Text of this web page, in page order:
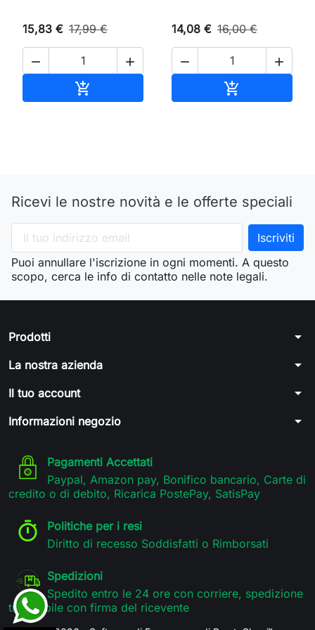
15,83 € 17,99 €
 

14,08 € 16,00 €
 

Ricevi le nostre novità e le offerte speciali
Puoi annullare l'iscrizione in ogni momenti. A questo
scopo, cerca le info di contatto nelle note legali.
Prodotti arrow_drop_down
La nostra azienda arrow_drop_down
Il tuo account arrow_drop_down
Informazioni negozio arrow_drop_down
Pagamenti Accettati
Paypal, Amazon pay, Bonifico bancario, Carte di
credito o di debito, Ricarica PostePay, SatisPay
Politiche per i resi
Diritto di recesso Soddisfatti o Rimborsati
Spedizioni
Spedito entro le 24 ore con corriere, spedizione
tracciabile con firma del ricevente